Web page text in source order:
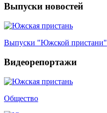
Выпуски новостей
Выпуски "Южской пристани"
Видеорепортажи
Общество